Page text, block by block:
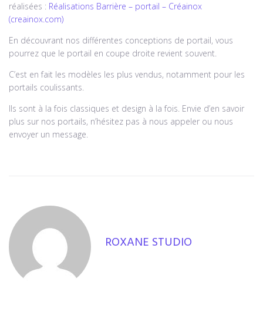
réalisées : Réalisations Barrière – portail – Créainox
(creainox.com)
En découvrant nos différentes conceptions de portail, vous
pourrez que le portail en coupe droite revient souvent.
C’est en fait les modèles les plus vendus, notamment pour les
portails coulissants.
Ils sont à la fois classiques et design à la fois. Envie d’en savoir
plus sur nos portails, n’hésitez pas à nous appeler ou nous
envoyer un message.
ROXANE STUDIO